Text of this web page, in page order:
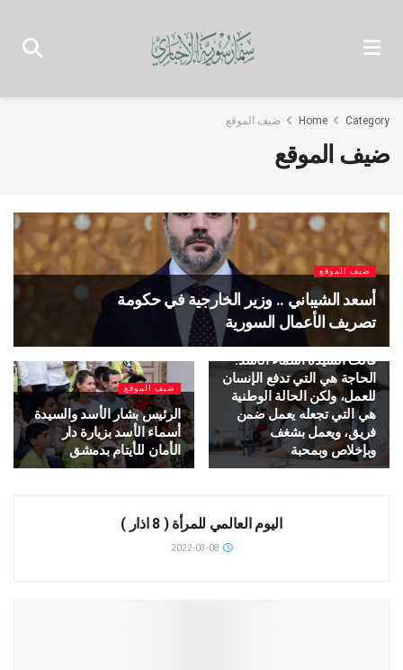
Home Category ضيف الموقع
ضيف الموقع
ضيف الموقع
أسعد الشيباني .. وزير الخارجية في حكومة
تصريف الأعمال السورية
ضيف الموقع
قالت السيدة أسماء الأسد:
الحاجة هي التي تدفع الإنسان
للعمل، ولكن الحالة الوطنية
هي التي تجعله يعمل ضمن
فريق، ويعمل بشغف
وبإخلاص وبمحبة
ضيف الموقع
الرئيس بشار الأسد والسيدة
أسماء الأسد بزيارة دار
الأمان للأيتام بدمشق
اليوم العالمي للمرأة ( 8 اذار )